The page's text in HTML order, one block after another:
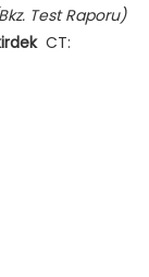
Test Raporu)
CT: